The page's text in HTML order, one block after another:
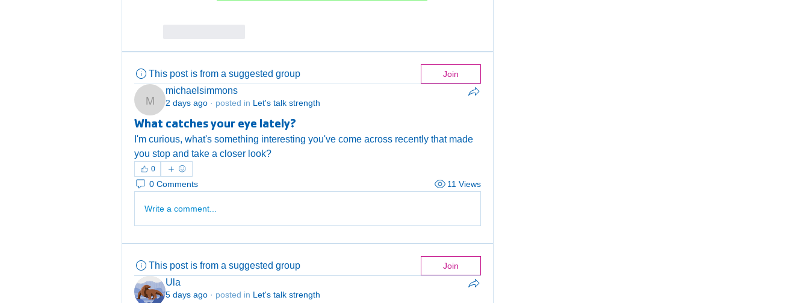
This post is from a suggested group Join
michaelsimmons
michaelsimmons
2 days ago · posted in Let's talk strength
What catches your eye lately?
I'm curious, what's something interesting you've come across recently that made
you stop and take a closer look?
0
0 Comments 11 Views
Write a comment...
This post is from a suggested group Join
Ula
5 days ago · posted in Let's talk strength